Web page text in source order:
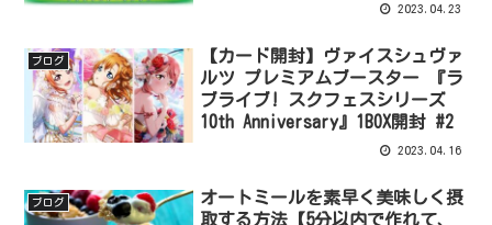
2023.04.23
ブログ
【カード開封】ヴァイスシュヴァ
ルツ プレミアムブースター 『ラ
ブライブ! スクフェスシリーズ
10th Anniversary』1BOX開封 #2
2023.04.16
ブログ
オートミールを素早く美味しく摂
取する方法【5分以内で作れて、